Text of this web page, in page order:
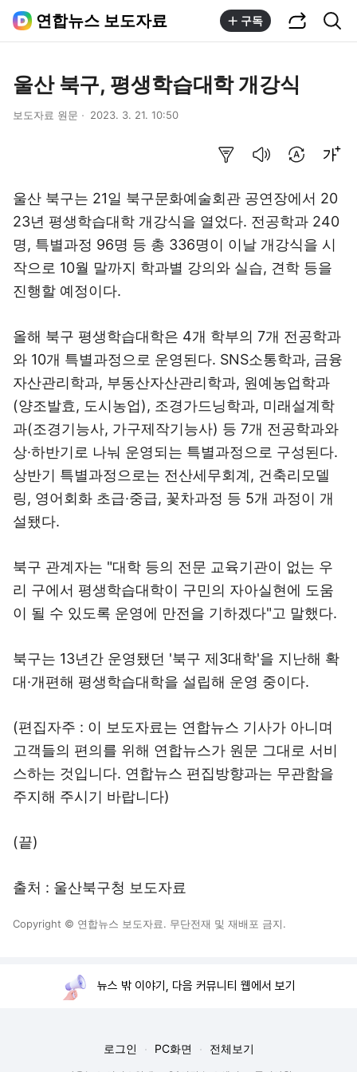
연합뉴스 보도자료 구독
울산 북구, 평생학습대학 개강식
보도자료 원문 2023. 3. 21. 10:50
울산 북구는 21일 북구문화예술회관 공연장에서 20
23년 평생학습대학 개강식을 열었다. 전공학과 240
명, 특별과정 96명 등 총 336명이 이날 개강식을 시
작으로 10월 말까지 학과별 강의와 실습, 견학 등을
진행할 예정이다.
올해 북구 평생학습대학은 4개 학부의 7개 전공학과
와 10개 특별과정으로 운영된다. SNS소통학과, 금융
자산관리학과, 부동산자산관리학과, 원예농업학과
(양조발효, 도시농업), 조경가드닝학과, 미래설계학
과(조경기능사, 가구제작기능사) 등 7개 전공학과와
상·하반기로 나눠 운영되는 특별과정으로 구성된다.
상반기 특별과정으로는 전산세무회계, 건축리모델
링, 영어회화 초급·중급, 꽃차과정 등 5개 과정이 개
설됐다.
북구 관계자는 "대학 등의 전문 교육기관이 없는 우
리 구에서 평생학습대학이 구민의 자아실현에 도움
이 될 수 있도록 운영에 만전을 기하겠다"고 말했다.
북구는 13년간 운영됐던 '북구 제3대학'을 지난해 확
대·개편해 평생학습대학을 설립해 운영 중이다.
(편집자주 : 이 보도자료는 연합뉴스 기사가 아니며
고객들의 편의를 위해 연합뉴스가 원문 그대로 서비
스하는 것입니다. 연합뉴스 편집방향과는 무관함을
주지해 주시기 바랍니다)
(끝)
출처 : 울산북구청 보도자료
Copyright © 연합뉴스 보도자료. 무단전재 및 재배포 금지.
뉴스 밖 이야기, 다음 커뮤니티 웹에서 보기
로그인 PC화면 전체보기